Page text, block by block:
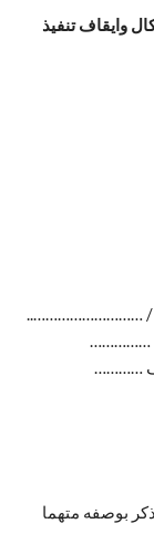
وايقاف تنفيذ
/ ………………………..
……………
…………
بوصفه متهما